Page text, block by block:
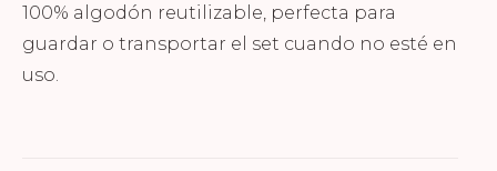
100% algodón reutilizable, perfecta para
guardar o transportar el set cuando no esté en
uso.